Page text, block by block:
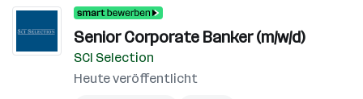
Senior Corporate Banker (m/w/d)
SCI Selection
Heute veröffentlicht